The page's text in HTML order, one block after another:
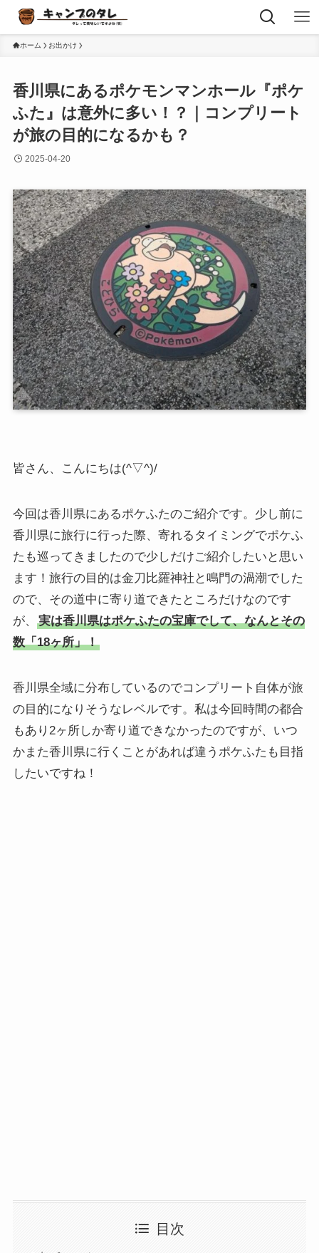
ホーム お出かけ
香川県にあるポケモンマンホール『ポケ
ふた』は意外に多い！？｜コンプリート
が旅の目的になるかも？
2025-04-20
皆さん、こんにちは(^▽^)/
今回は香川県にあるポケふたのご紹介です。少し前に
香川県に旅行に行った際、寄れるタイミングでポケふ
たも巡ってきましたので少しだけご紹介したいと思い
ます！旅行の目的は金刀比羅神社と鳴門の渦潮でした
ので、その道中に寄り道できたところだけなのです
が、
実は香川県はポケふたの宝庫でして、なんとその
数「18ヶ所」！
香川県全域に分布しているのでコンプリート自体が旅
の目的になりそうなレベルです。私は今回時間の都合
もあり2ヶ所しか寄り道できなかったのですが、いつ
かまた香川県に行くことがあれば違うポケふたも目指
したいですね！
目次